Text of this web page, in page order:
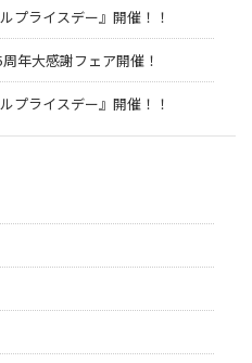
プライスデー』開催！！
年大感謝フェア開催！
プライスデー』開催！！